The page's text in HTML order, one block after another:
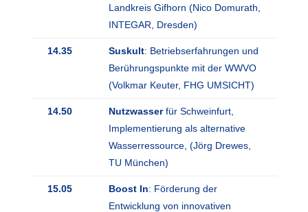
Landkreis Gifhorn (Nico Domurath,
INTEGAR, Dresden)
14.35 Suskult: Betriebserfahrungen und
Berührungspunkte mit der WWVO
(Volkmar Keuter, FHG UMSICHT)
14.50 Nutzwasserfür Schweinfurt,
Implementierung als alternative
Wasserressource, (Jörg Drewes,
TU München)
15.05 Boost In: Förderung der
Entwicklung von innovativen